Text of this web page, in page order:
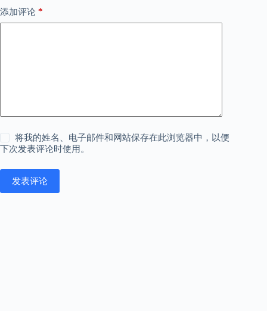
添加评论 *
将我的姓名、电子邮件和网站保存在此浏览器中，以便
下次发表评论时使用。
发表评论